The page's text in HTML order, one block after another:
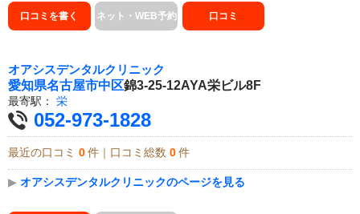
口コミを書く ネット・WEB予約 口コミ
オアシスデンタルクリニック
愛知県名古屋市中区錦3-25-12AYA栄ビル8F
最寄駅： 栄
052-973-1828
最近の口コミ 0 件｜口コミ総数 0 件
▶ オアシスデンタルクリニックのページを見る